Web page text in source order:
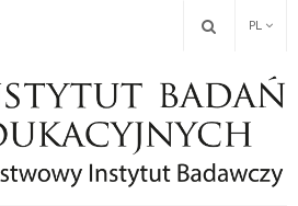
PL